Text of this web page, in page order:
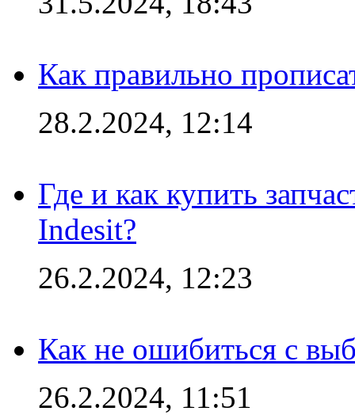
Как правильно
28.2.2024, 12:14
Где и как купить
Indesit?
26.2.2024, 12:23
Как не ошибиться с
26.2.2024, 11:51